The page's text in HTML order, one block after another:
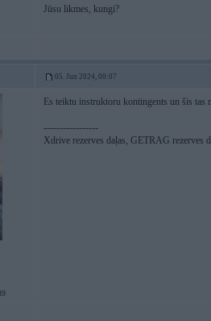
Jūsu likmes, kungi?
05. Jun 2024, 00:07
Es teiktu instruktoru kontingents un šis tas
-----------------
Xdrive rezerves daļas, GETRAG rezerves